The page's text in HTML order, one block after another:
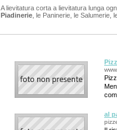
A lievitatura corta a lievitatura lunga
Piadinerie , le Paninerie, le Salumerie,
al